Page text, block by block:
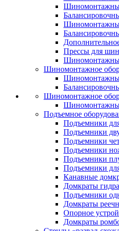
Прессы для шин
Шиномонтажное
Шиномонтажное
Подъемное
Подъемники
Подъемники
Подъемники
Подъемники
Подъемники
Подъемники
Канавные
Домкраты
Подъемники
Домкраты
Опорное
Домкраты